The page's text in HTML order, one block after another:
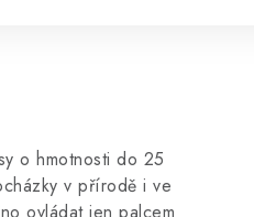
o hmotnosti do 25
v přírodě i ve